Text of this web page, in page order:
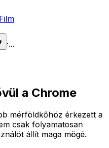
Film
·...
a Chrome
mérföldkőhöz érkezett a
csak folyamatosan
állít maga mögé.